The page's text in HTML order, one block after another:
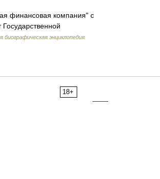
финансовая компания" с
Государственной
биографическая энциклопедия
18+